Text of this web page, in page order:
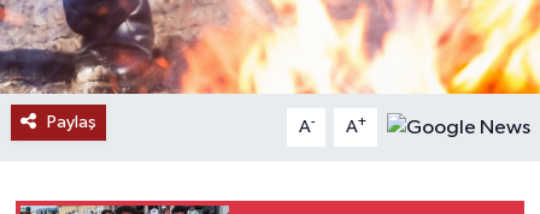
Paylaş A- A+
SPOR
TEKNOLOJİ